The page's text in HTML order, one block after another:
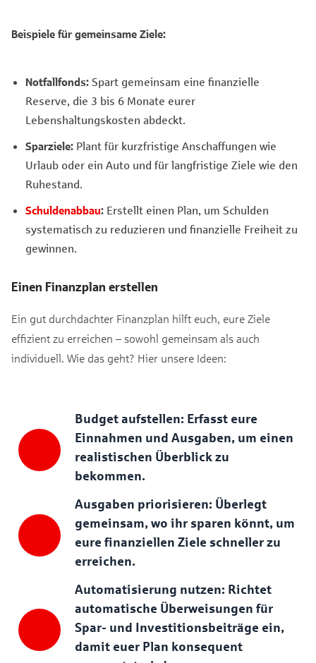
Beispiele für gemeinsame Ziele:
Notfallfonds: Spart gemeinsam eine finanzielle
Reserve, die 3 bis 6 Monate eurer
Lebenshaltungskosten abdeckt.
Sparziele: Plant für kurzfristige Anschaffungen wie
Urlaub oder ein Auto und für langfristige Ziele wie den
Ruhestand.
Schuldenabbau: Erstellt einen Plan, um Schulden
systematisch zu reduzieren und finanzielle Freiheit zu
gewinnen.
Einen Finanzplan erstellen
Ein gut durchdachter Finanzplan hilft euch, eure Ziele
effizient zu erreichen – sowohl gemeinsam als auch
individuell. Wie das geht? Hier unsere Ideen:
Budget aufstellen: Erfasst eure
Einnahmen und Ausgaben, um einen
realistischen Überblick zu
bekommen.
Ausgaben priorisieren: Überlegt
gemeinsam, wo ihr sparen könnt, um
eure finanziellen Ziele schneller zu
erreichen.
Automatisierung nutzen: Richtet
automatische Überweisungen für
Spar- und Investitionsbeiträge ein,
damit euer Plan konsequent